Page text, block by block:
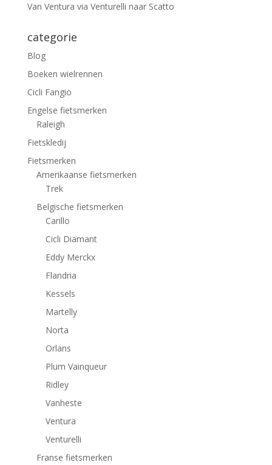
Van Ventura via Venturelli naar Scatto
categorie
Blog
Boeken wielrennen
Cicli Fangio
Engelse fietsmerken
Raleigh
Fietskledij
Fietsmerken
Amerikaanse fietsmerken
Trek
Belgische fietsmerken
Carillo
Cicli Diamant
Eddy Merckx
Flandria
Kessels
Martelly
Norta
Orlans
Plum Vainqueur
Ridley
Vanheste
Ventura
Venturelli
Franse fietsmerken